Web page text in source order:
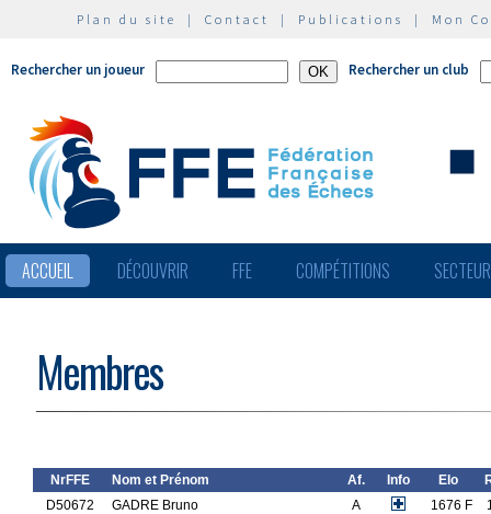
Plan du site | Contact | Publications | Mon
Rechercher un joueur Rechercher un club
ACCUEIL DÉCOUVRIR FFE COMPÉTITIONS
Membres
NrFFE Nom et Prénom Af. Info Elo
D50672
GADRE Bruno A 1676 F